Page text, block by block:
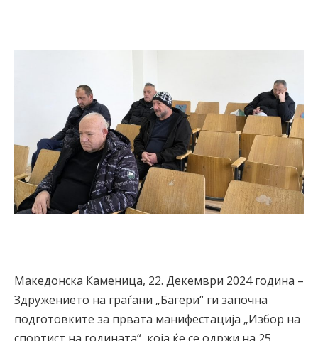
Македонска Каменица, 22. Декември 2024 година –
Здружението на граѓани „Багери“ ги започна
подготовките за првата манифестација „Избор на